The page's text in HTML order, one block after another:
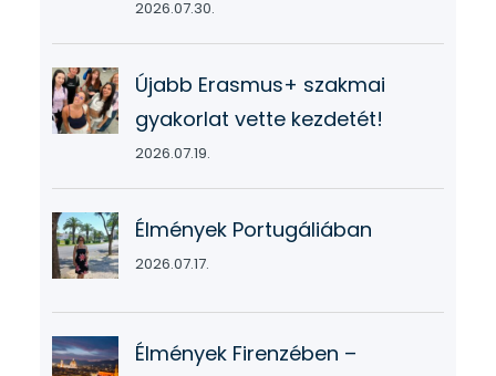
2026.07.30.
Újabb Erasmus+ szakmai
gyakorlat vette kezdetét!
2026.07.19.
Élmények Portugáliában
2026.07.17.
Élmények Firenzében –